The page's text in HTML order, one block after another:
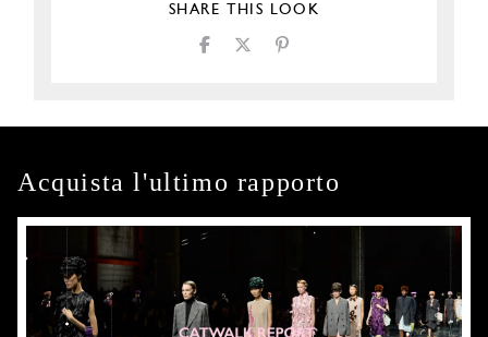
SHARE THIS LOOK
Acquista l'ultimo rapporto